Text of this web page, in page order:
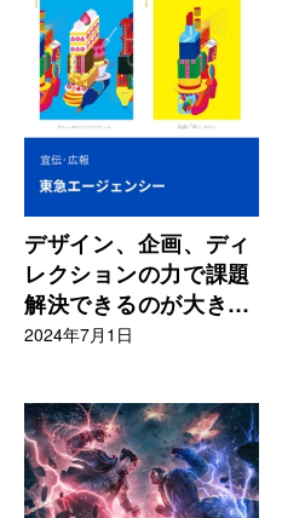
デザイン、企画、ディ
レクションの力で課題
解決できるのが大きな
強み
2024年7月1日